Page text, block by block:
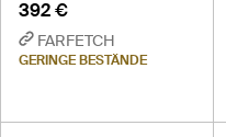
392 €
FARFETCH
GERINGE BESTÄNDE